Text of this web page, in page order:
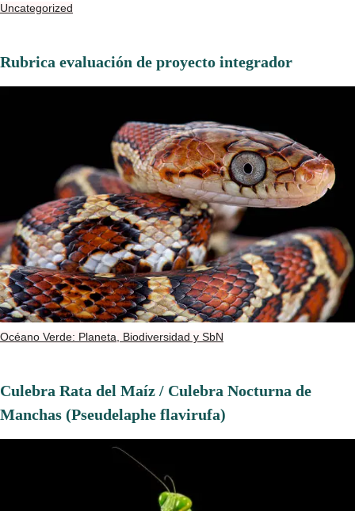
Uncategorized
Rubrica evaluación de proyecto integrador
Océano Verde: Planeta, Biodiversidad y SbN
Culebra Rata del Maíz / Culebra Nocturna de
Manchas (Pseudelaphe flavirufa)